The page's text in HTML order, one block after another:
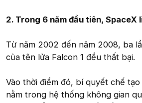
2. Trong 6 năm đầu tiên,
Từ năm 2002 đến năm 2008, ba
của tên lửa Falcon 1 đều thất bại.
Vào thời điểm đó, bí quyết chế
nằm trong hệ thống không gian